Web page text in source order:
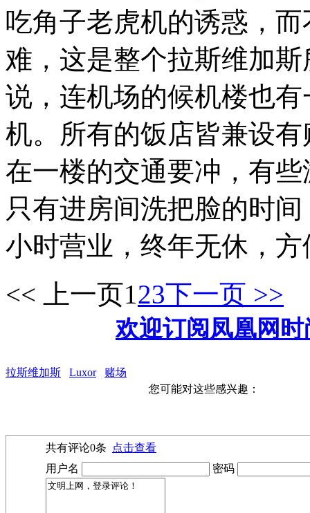
吃角子老虎机的诱惑，
难，这是整个拉斯维加
说，连机场的候机楼也
机。所有的饭店皆兼设
在一楼的交通要冲，有
只有进房间洗把脸的时
小时营业，终年无休，
<< 上一页123下一页 >>
欢迎订阅凤凰网
拉斯维加斯 Luxor
赌场
您可能对这些感兴趣：
共有评论0条
点击查看
用户名
密码